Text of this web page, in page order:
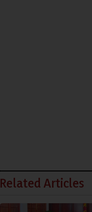
Related Articles